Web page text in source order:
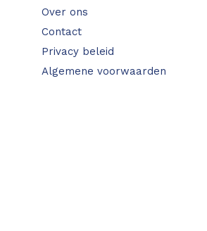
Over ons
Contact
Privacy beleid
Algemene voorwaarden